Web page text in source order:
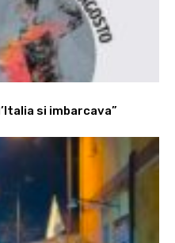
si imbarcava”